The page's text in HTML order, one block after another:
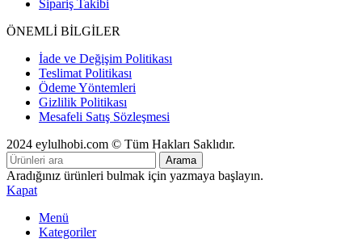
Sipariş Takibi
ÖNEMLİ BİLGİLER
İade ve Değişim Politikası
Teslimat Politikası
Ödeme Yöntemleri
Gizlilik Politikası
Mesafeli Satış Sözleşmesi
2024 eylulhobi.com © Tüm Hakları Saklıdır.
Arama
Aradığınız ürünleri bulmak için yazmaya başlayın.
Kapat
Menü
Kategoriler